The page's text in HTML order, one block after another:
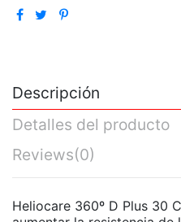
Descripción
Detalles del producto
Reviews(0)
Heliocare 360º D Plus 30